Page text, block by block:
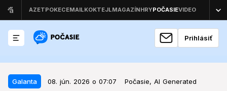
Prihlásiť
Galanta 08. jún. 2026 o 07:07 Počasie, AI Generated
Galanta 08. jún. 2026 o 07:07